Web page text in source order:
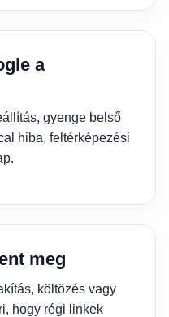
a
gyenge belső
hiba, feltérképezési
meg
költözés vagy
hogy régi linkek